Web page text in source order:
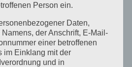
Person ein.
Daten,
der Anschrift, E-Mail-
einer betroffenen
im Einklang mit der
und in